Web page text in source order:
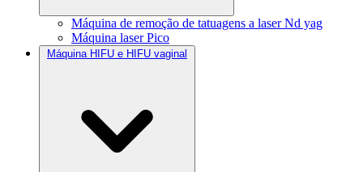
Máquina de remoção de tatuagens a laser Nd yag
Máquina laser Pico
Máquina HIFU e HIFU vaginal